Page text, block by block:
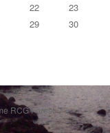
22
23
29
30
RCG Forest